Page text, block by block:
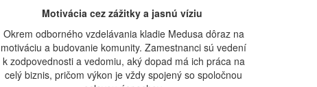
Motivácia cez zážitky a jasnú víziu
Okrem odborného vzdelávania kladie Medusa dôraz na
motiváciu a budovanie komunity. Zamestnanci sú vedení
k zodpovednosti a vedomiu, aký dopad má ich práca na
celý biznis, pričom výkon je vždy spojený so spoločnou